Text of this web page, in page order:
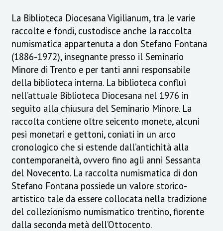
La Biblioteca Diocesana Vigilianum, tra le varie
raccolte e fondi, custodisce anche la raccolta
numismatica appartenuta a don Stefano Fontana
(1886-1972), insegnante presso il Seminario
Minore di Trento e per tanti anni responsabile
della biblioteca interna. La biblioteca confluì
nell’attuale Biblioteca Diocesana nel 1976 in
seguito alla chiusura del Seminario Minore. La
raccolta contiene oltre seicento monete, alcuni
pesi monetari e gettoni, coniati in un arco
cronologico che si estende dall’antichità alla
contemporaneità, ovvero fino agli anni Sessanta
del Novecento. La raccolta numismatica di don
Stefano Fontana possiede un valore storico-
artistico tale da essere collocata nella tradizione
del collezionismo numismatico trentino, fiorente
dalla seconda metà dell’Ottocento.